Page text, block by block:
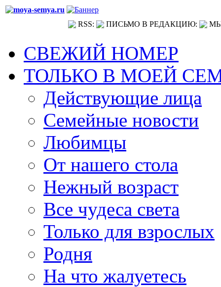
RSS: ПИСЬМО В РЕДАКЦИЮ:
СВЕЖИЙ НОМЕР
ТОЛЬКО В МОЕЙ
Действующие лица
Семейные новости
Любимцы
От нашего стола
Нежный возраст
Все чудеса света
Только для взрослых
Родня
На что жалуетесь